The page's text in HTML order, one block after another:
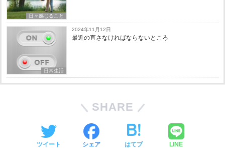
日々感じること
日常生活
2024年11月12日
最近の直さなければならないところ
SHARE
ツイート シェア はてブ LINE